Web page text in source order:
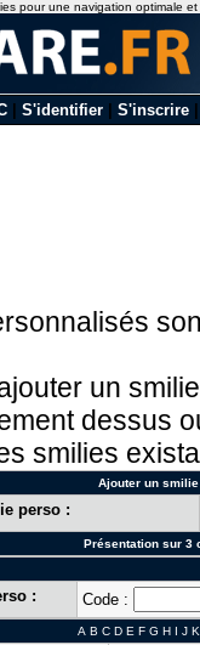
S'identifier S'inscrire
un
dessus
smilies
Ajouter un
perso :
Présentation sur 3
: Code :
A B C D E F G H I J K
pour une navigation optimale